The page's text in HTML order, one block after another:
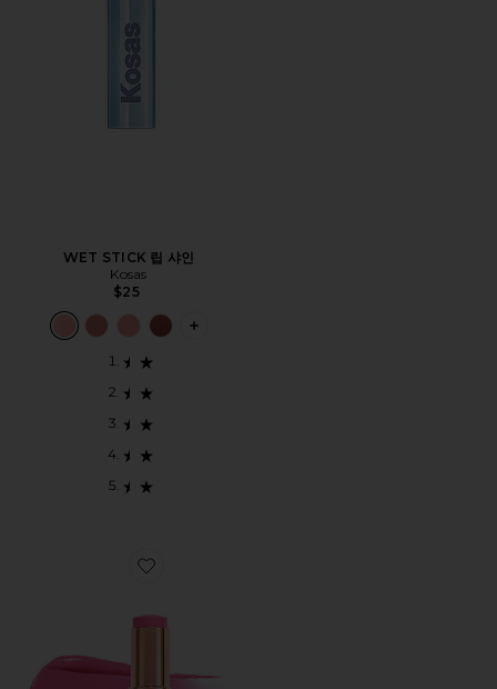
WET STICK 립 샤인
Kosas
$25
PLUS ICON TO SEE MORE OPTIONS
Favorite UNREAL BLUSH 블러시